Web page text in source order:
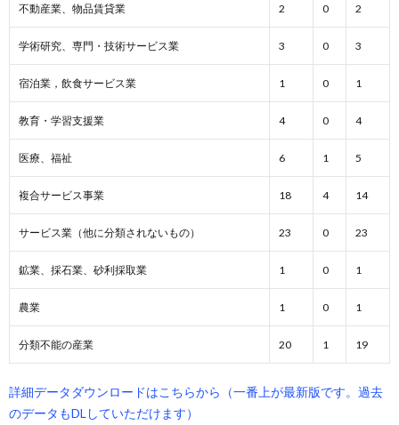
不動産業、物品賃貸業 2 0 2
学術研究、専門・技術サービス業 3 0 3
宿泊業，飲食サービス業 1 0 1
教育・学習支援業 4 0 4
医療、福祉 6 1 5
複合サービス事業 18 4 14
サービス業（他に分類されないもの） 23 0 23
鉱業、採石業、砂利採取業 1 0 1
農業 1 0 1
分類不能の産業 20 1 19
詳細データダウンロードはこちらから（一番上が最新版です。過去
のデータもDLしていただけます）